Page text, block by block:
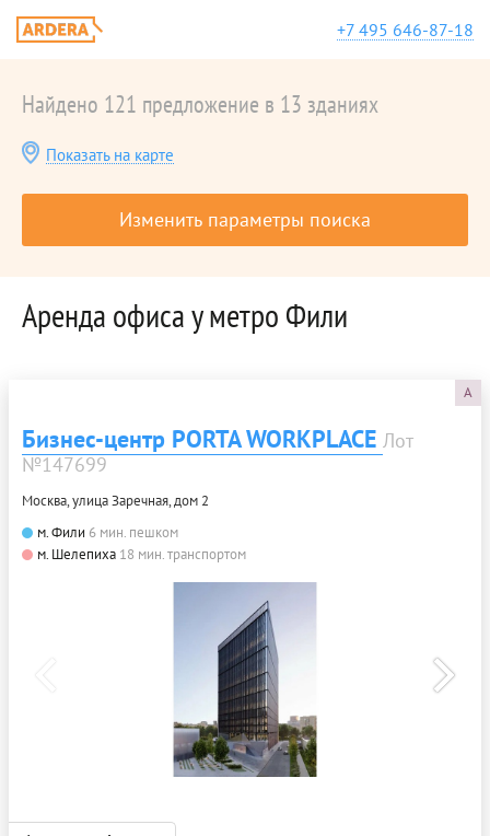
+7 495 646-87-18
Найдено 121 предложение в 13 зданиях
Показать на карте
Изменить параметры поиска
Аренда офиса у метро Фили
A
Бизнес-центр PORTA WORKPLACE Лот
№147699
Москва, улица Заречная, дом 2
м. Фили 6 мин. пешком
м. Шелепиха 18 мин. транспортом